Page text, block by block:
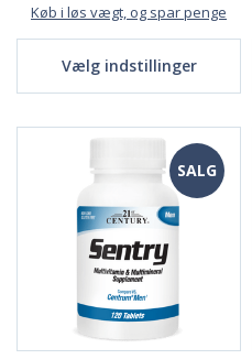
Køb i løs vægt, og spar penge
Vælg indstillinger
SALG